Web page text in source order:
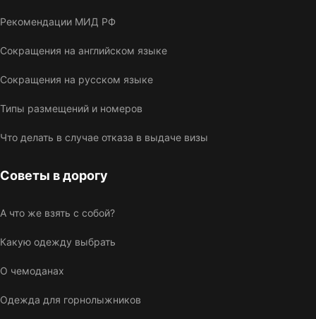
Рекомендации МИД РФ
Сокращения на английском языке
Сокращения на русском языке
Типы размещений и номеров
Что делать в случае отказа в выдаче визы
Советы в дорогу
А что же взять с собой?
Какую одежду выбрать
О чемоданах
Одежда для горнолыжников